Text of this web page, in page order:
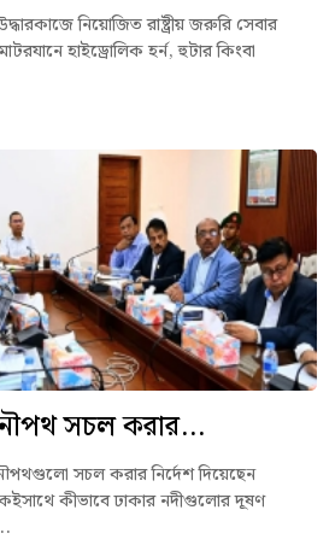
নিয়োজিত রাষ্ট্রীয় জরুরি সেবার
হাইড্রোলিক হর্ন, হুটার কিংবা
সচল করার...
সচল করার নির্দেশ দিয়েছেন
কীভাবে ঢাকার নদীগুলোর দূষণ